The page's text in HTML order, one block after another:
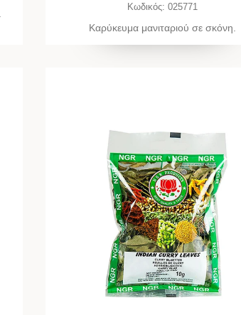
Κωδικός: 025771
Καρύκευμα μανιταριού σε σκόνη.